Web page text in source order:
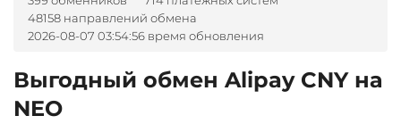
Optimism (OP)
PancakeSwap (CAKE)
ERC20
UAH
Ощадбанк UAH
Почта Банк RUB
Приват24
Tether Gold (XAUt)
Tezos (XTZ)
Tron (TRX)
TrueUSD (TUSD)
NOK
48158 направлений обмена
2026-08-07 03:54:56 время обновления
Выгодный обмен Alipay CNY на
NEO